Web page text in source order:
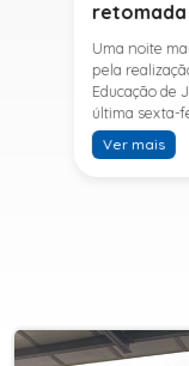
retomada
Uma noite
pela
Educação de
última sexta-
cerimônia
alunos e
SESI,
retomar os
Jovens e
Ver mais